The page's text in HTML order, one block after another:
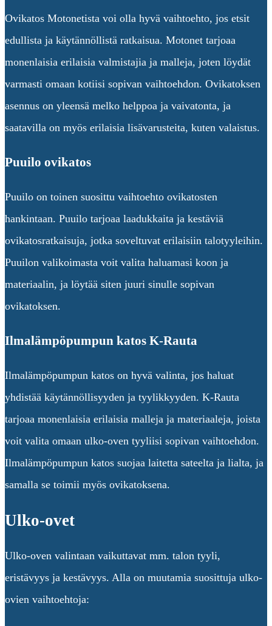
Ovikatos Motonetista voi olla hyvä vaihtoehto, jos etsit
edullista ja käytännöllistä ratkaisua. Motonet tarjoaa
monenlaisia erilaisia valmistajia ja malleja, joten löydät
varmasti omaan kotiisi sopivan vaihtoehdon. Ovikatoksen
asennus on yleensä melko helppoa ja vaivatonta, ja
saatavilla on myös erilaisia lisävarusteita, kuten valaistus.
Puuilo ovikatos
Puuilo on toinen suosittu vaihtoehto ovikatosten
hankintaan. Puuilo tarjoaa laadukkaita ja kestäviä
ovikatosratkaisuja, jotka soveltuvat erilaisiin talotyyleihin.
Puuilon valikoimasta voit valita haluamasi koon ja
materiaalin, ja löytää siten juuri sinulle sopivan
ovikatoksen.
Ilmalämpöpumpun katos K-Rauta
Ilmalämpöpumpun katos on hyvä valinta, jos haluat
yhdistää käytännöllisyyden ja tyylikkyyden. K-Rauta
tarjoaa monenlaisia erilaisia malleja ja materiaaleja, joista
voit valita omaan ulko-oven tyyliisi sopivan vaihtoehdon.
Ilmalämpöpumpun katos suojaa laitetta sateelta ja lialta, ja
samalla se toimii myös ovikatoksena.
Ulko-ovet
Ulko-oven valintaan vaikuttavat mm. talon tyyli,
eristävyys ja kestävyys. Alla on muutamia suosittuja ulko-
ovien vaihtoehtoja: